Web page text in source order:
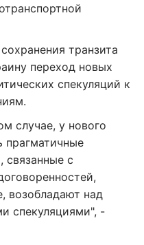
транзита
переход новых
спекуляций к
случае, у нового
прагматичные
связанные с
возобладают над
спекуляциями", -